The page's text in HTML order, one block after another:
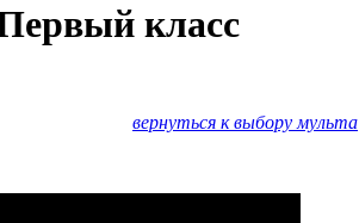
класс
вернуться к выбору мульта